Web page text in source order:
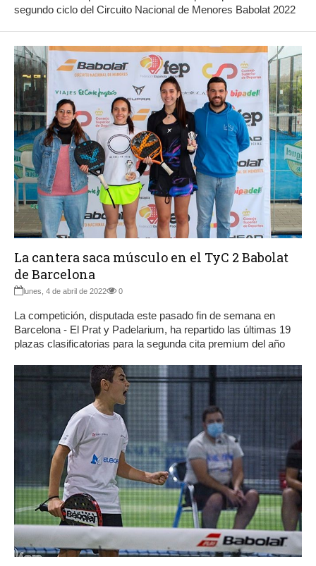
segundo ciclo del Circuito Nacional de Menores Babolat 2022
La cantera saca músculo en el TyC 2 Babolat
de Barcelona
lunes, 4 de abril de 2022 0
La competición, disputada este pasado fin de semana en
Barcelona - El Prat y Padelarium, ha repartido las últimas 19
plazas clasificatorias para la segunda cita premium del año